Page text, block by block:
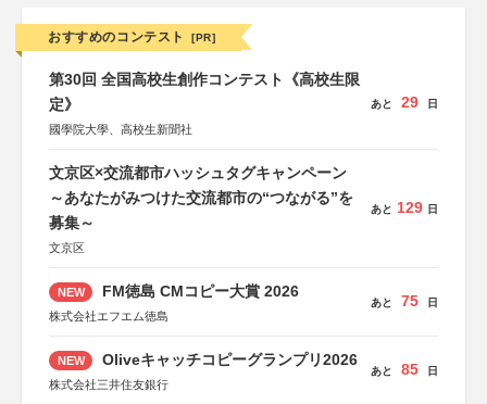
おすすめのコンテスト [PR]
第30回 全国高校生創作コンテスト《高校生限
定》
國學院大學、高校生新聞社
あと 29 日
文京区×交流都市ハッシュタグキャンペーン
～あなたがみつけた交流都市の“つながる”を
募集～
文京区
あと 129 日
NEW FM徳島 CMコピー大賞 2026
株式会社エフエム徳島
あと 75 日
NEW Oliveキャッチコピーグランプリ2026
株式会社三井住友銀行
あと 85 日